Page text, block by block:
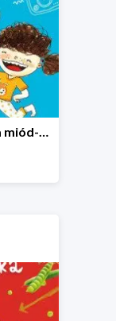
Książka dla dzieci"Malina miód-dziewczyna" -50%